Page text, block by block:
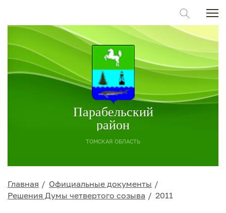
Парабельский
район
ТОМСКАЯ ОБЛАСТЬ
Главная
Официальные документы
Решения Думы четвертого созыва
2011